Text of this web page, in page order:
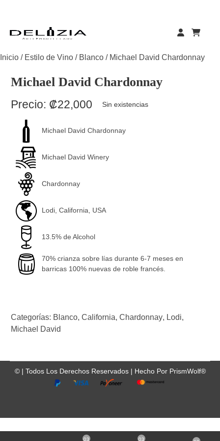
Inicio / Estilo de Vino / Blanco / Michael David Chardonnay
Michael David Chardonnay
Precio: ₡22,000 Sin existencias
Michael David Chardonnay
Michael David Winery
Chardonnay
Lodi, California, USA
13.5% de Alcohol
70% crianza sobre lías durante 6-7 meses en
barricas 100% nuevas de roble francés.
Categorías: Blanco,California,Chardonnay, Lodi,
Michael David
© | Todos Los Derechos Reservados | Hecho Por PrismWolf®
03 03